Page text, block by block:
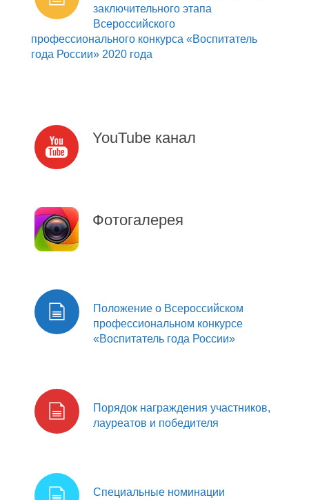
заключительного этапа
Всероссийского
профессионального конкурса «Воспитатель
года России» 2020 года
YouTube канал
Фотогалерея
Положение о Всероссийском
профессиональном конкурсе
«Воспитатель года России»
Порядок награждения участников,
лауреатов и победителя
Специальные номинации